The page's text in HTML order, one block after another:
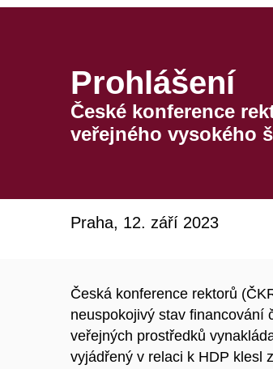
Prohlášení
České konference
veřejného vysokého
Praha, 12. září 2023
Česká konference rektorů
neuspokojivý stav financování
veřejných prostředků
vyjádřený v relaci k HDP klesl